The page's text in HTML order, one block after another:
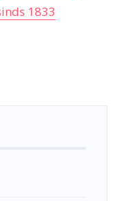
1833